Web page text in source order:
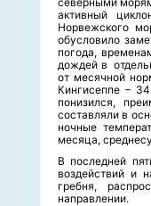
активный
Норвежского
обусловило
погода,
дождей в
от месячной
Кингисеппе –
понизился,
составляли в
ночные
месяца,
В последней
воздействий и
гребня,
направлении.